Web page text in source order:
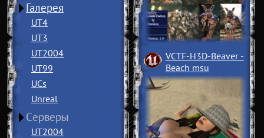
Галерея
UT4
UT3
UT2004
UT99
UCs
Unreal
Серверы
UT2004
VCTF-H3D-Beaver ­
Beach msu